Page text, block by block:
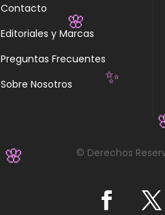
Contacto
Editoriales y Marcas
Preguntas Frecuentes
Sobre Nosotros
© Derechos
🌸